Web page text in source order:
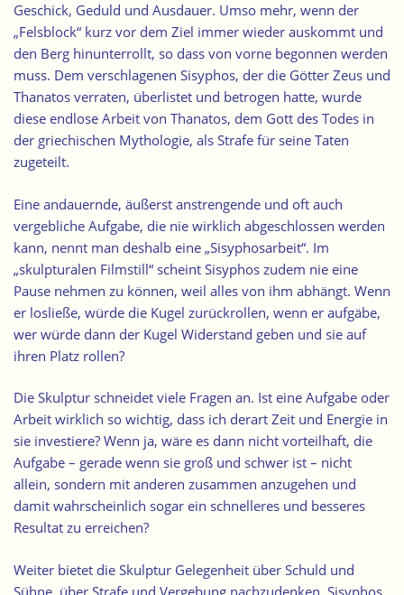
Geschick, Geduld und Ausdauer. Umso mehr, wenn der
„Felsblock“ kurz vor dem Ziel immer wieder auskommt und
den Berg hinunterrollt, so dass von vorne begonnen werden
muss. Dem verschlagenen Sisyphos, der die Götter Zeus und
Thanatos verraten, überlistet und betrogen hatte, wurde
diese endlose Arbeit von Thanatos, dem Gott des Todes in
der griechischen Mythologie, als Strafe für seine Taten
zugeteilt.
Eine andauernde, äußerst anstrengende und oft auch
vergebliche Aufgabe, die nie wirklich abgeschlossen werden
kann, nennt man deshalb eine „Sisyphosarbeit“. Im
„skulpturalen Filmstill“ scheint Sisyphos zudem nie eine
Pause nehmen zu können, weil alles von ihm abhängt. Wenn
er losließe, würde die Kugel zurückrollen, wenn er aufgäbe,
wer würde dann der Kugel Widerstand geben und sie auf
ihren Platz rollen?
Die Skulptur schneidet viele Fragen an. Ist eine Aufgabe oder
Arbeit wirklich so wichtig, dass ich derart Zeit und Energie in
sie investiere? Wenn ja, wäre es dann nicht vorteilhaft, die
Aufgabe – gerade wenn sie groß und schwer ist – nicht
allein, sondern mit anderen zusammen anzugehen und
damit wahrscheinlich sogar ein schnelleres und besseres
Resultat zu erreichen?
Weiter bietet die Skulptur Gelegenheit über Schuld und
Sühne, über Strafe und Vergebung nachzudenken. Sisyphos